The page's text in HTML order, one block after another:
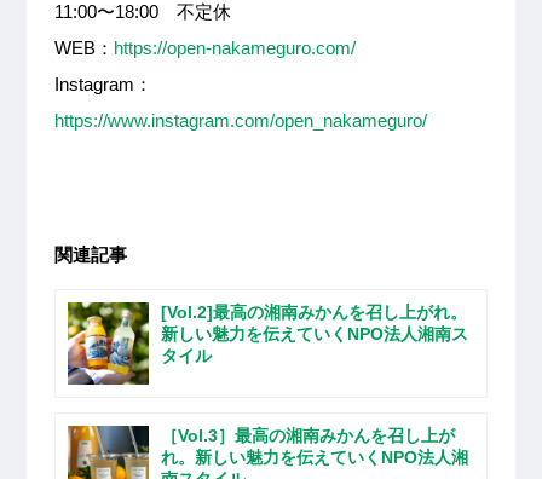
11:00〜18:00 不定休
WEB： https://open-nakameguro.com/
Instagram：
https://www.instagram.com/open_nakameguro/
関連記事
[Vol.2]最高の湘南みかんを召し上がれ。
新しい魅力を伝えていくNPO法人湘南ス
タイル
［Vol.3］最高の湘南みかんを召し上が
れ。新しい魅力を伝えていくNPO法人湘